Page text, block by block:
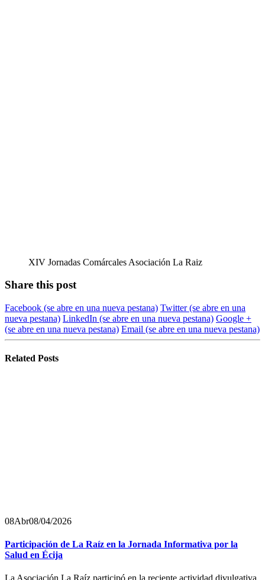
XIV Jornadas Comárcales Asociación La Raiz
Share this post
Facebook (se abre en una nueva pestana) Twitter(se abre en una
nueva pestana) LinkedIn (se abre en una nueva pestana) Google +
(se abre en una nueva pestana) Email (se abre en una nueva pestana)
Related Posts
08Abr08/04/2026
Participación de La Raíz en la Jornada Informativa por la
Salud en Écija